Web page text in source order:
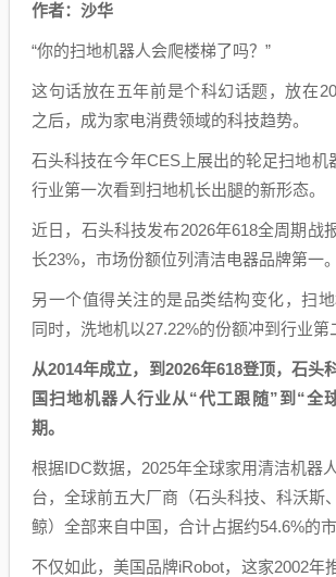
作者：沙华
“你的扫地机器人会爬楼梯了吗？”
这句话放在五年前是个科幻话题，放在
之后，成为家电消费领域的科技趋势。
石头科技在今年CES上展出的轮足扫地机
行业第一次看到扫地机长出腿的新形态。
近日，石头科技发布2026年618全周期战
长23%，市场份额位列清洁电器品牌第一。
另一个值得关注的是品类结构变化，扫
同时，洗地机以27.22%的份额冲到行业第
从2014年成立，到2026年618登顶，石头
国扫地机器人行业从“代工跟随”到“全
期。
根据IDC数据，2025年全球家用清洁机器
台，全球前五大厂商（石头科技、科沃斯
鲸）全部来自中国，合计占据约54.6%的市
不仅如此，美国品牌iRobot，这家2002年